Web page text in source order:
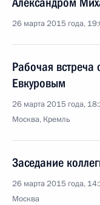
26 марта 2015 года,
Рабочая
Евкуровым
26 марта 2015 года,
Москва, Кремль
Заседание
26 марта 2015 года,
Москва